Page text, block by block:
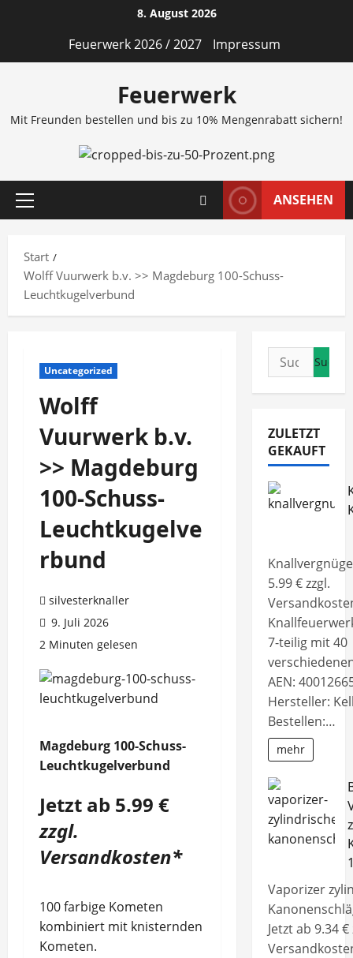
8. August 2026
Feuerwerk 2026 / 2027 Impressum
Feuerwerk
Mit Freunden bestellen und bis zu 10% Mengenrabatt sichern!
Primäres
ANSEHEN
Start
Wolff Vuurwerk b.v. >> Magdeburg 100-Schuss-
Leuchtkugelverbund
Uncategorized
Wolff
Vuurwerk b.v.
>> Magdeburg
100-Schuss-
Leuchtkugelve
rbund
silvesterknaller
9. Juli 2026
2 Minuten gelesen
Magdeburg 100-Schuss-
Leuchtkugelverbund
Jetzt ab 5.99 €
zzgl.
Versandkosten*
100 farbige Kometen
kombiniert mit knisternden
Kometen.
Suchen
nach:
ZULETZT
GEKAUFT
5.99 € zzgl.
7-teilig mit 40
AEN:
Hersteller:
Bestellen:…
mehr
Vaporizer
Jetzt ab 9.34 €